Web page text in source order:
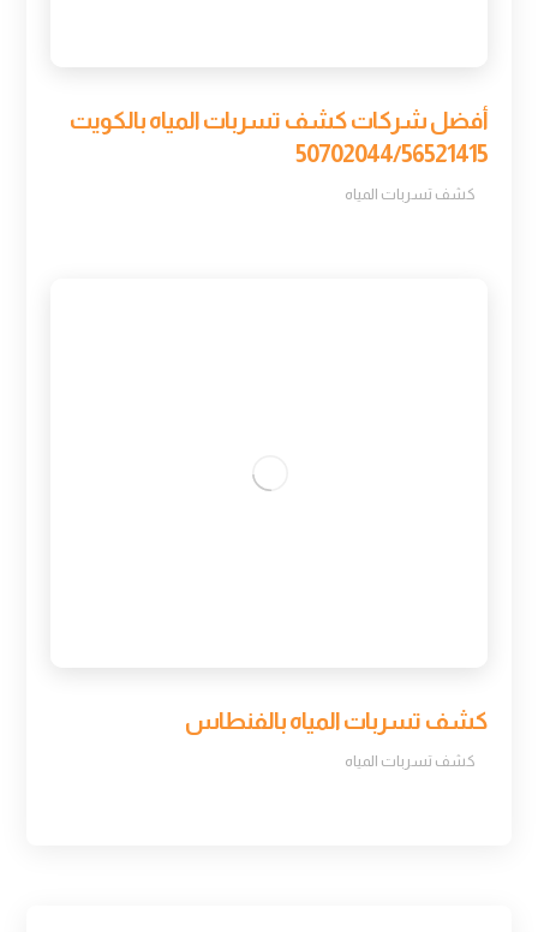
أفضل شركات كشف تسربات المياه بالكويت
50702044/56521415
كشف تسربات المياه
كشف تسربات المياه بالفنطاس
كشف تسربات المياه